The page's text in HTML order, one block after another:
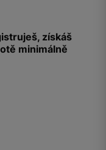
získáš
minimálně